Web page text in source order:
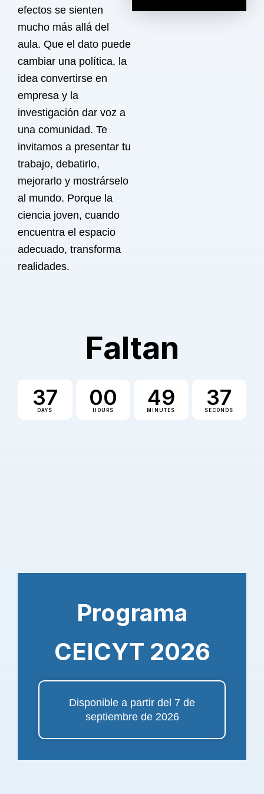
efectos se sienten
mucho más allá del
aula. Que el dato puede
cambiar una política, la
idea convertirse en
empresa y la
investigación dar voz a
una comunidad. Te
invitamos a presentar tu
trabajo, debatirlo,
mejorarlo y mostrárselo
al mundo. Porque la
ciencia joven, cuando
encuentra el espacio
adecuado, transforma
realidades.
Faltan
37
DAYS 00
HOURS 49
MINUTES 37
SECONDS
Programa
CEICYT 2026
Disponible a partir del 7 de
septiembre de 2026